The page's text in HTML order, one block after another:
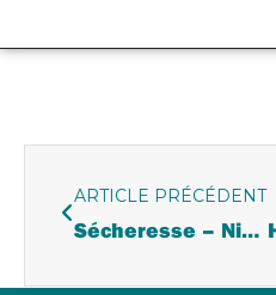
ARTICLE PRÉCÉDENT
Sécheresse – Niveau alerte renforcée